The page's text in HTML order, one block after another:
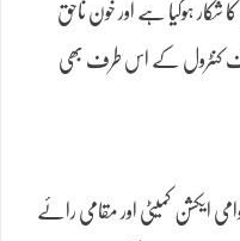
شکار ہوگیا ہے اور خون ناحق
آف کنٹرول کے اس طرف بھی
ایکشن کمیٹی اور مقامی رائے